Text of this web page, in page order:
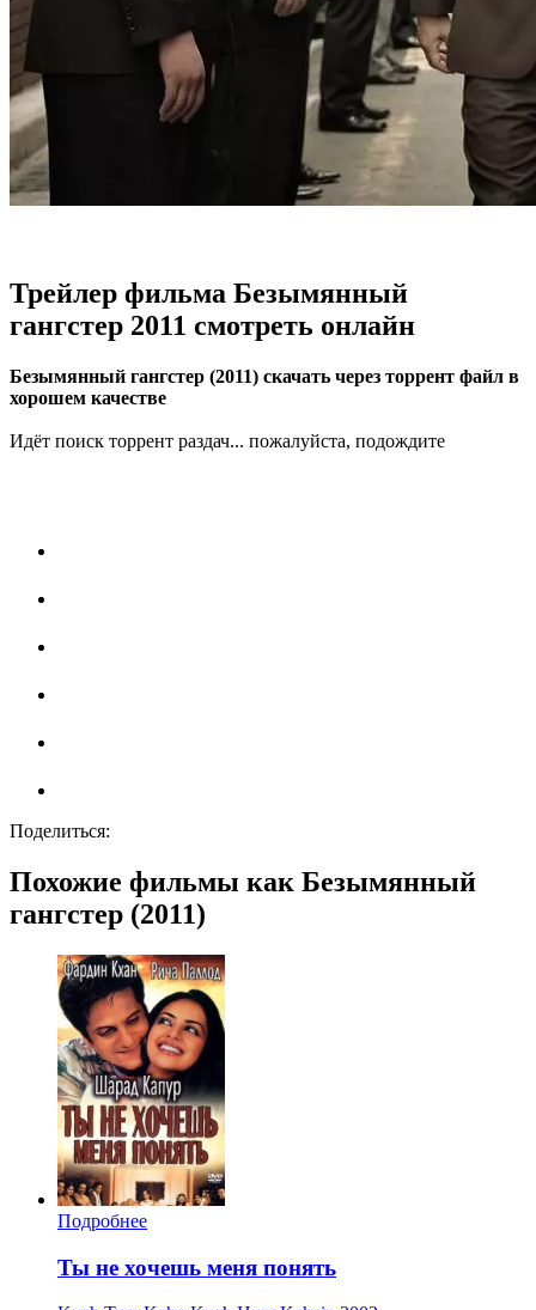
Трейлер фильма Безымянный
гангстер 2011 смотреть онлайн
Безымянный гангстер (2011) скачать через торрент файл в
хорошем качестве
Идёт поиск торрент раздач... пожалуйста, подождите
Поделиться:
Похожие фильмы как Безымянный
гангстер (2011)
Подробнее
Ты не хочешь меня понять